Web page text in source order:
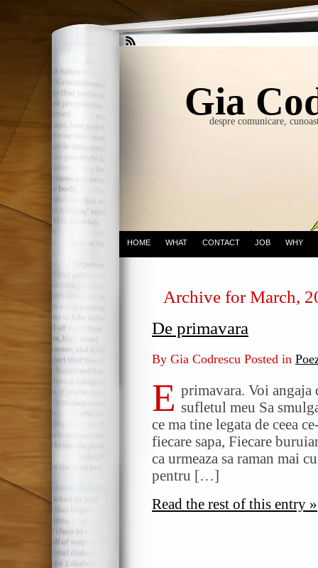
Gia
despre comunicare,
HOME WHAT CONTACT JOB WHY
Archive for March,
De primavara
By Gia Codrescu Posted in
E primavara. Voi angaja
sufletul meu Sa
ce ma tine legata de ceea
fiecare sapa, Fiecare
ca urmeaza sa raman mai
pentru […]
Read the rest of this entry »